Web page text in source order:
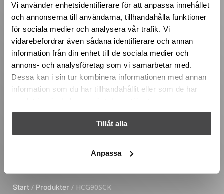
Vi använder enhetsidentifierare för att anpassa innehållet
och annonserna till användarna, tillhandahålla funktioner
för sociala medier och analysera vår trafik. Vi
vidarebefordrar även sådana identifierare och annan
information från din enhet till de sociala medier och
annons- och analysföretag som vi samarbetar med.
Dessa kan i sin tur kombinera informationen med annan
information som du har tillhandahållit eller som de har
samlat in när du har använt deras tjänster.
Tillåt alla
Anpassa
Start / Produkter / HCG90SCK